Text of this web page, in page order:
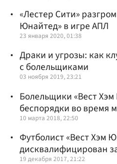
«Лестер Сити»
Юнайтед» в игре АПЛ
23 января 2020, 01:38
Драки и угрозы: как
с болельщиками
03 ноября 2019, 23:21
Болельщики «Вест
беспорядки во время
10 марта 2018, 22:50
Футболист «Вест Хэм
дисквалифицирован
19 декабря 2017, 21:22